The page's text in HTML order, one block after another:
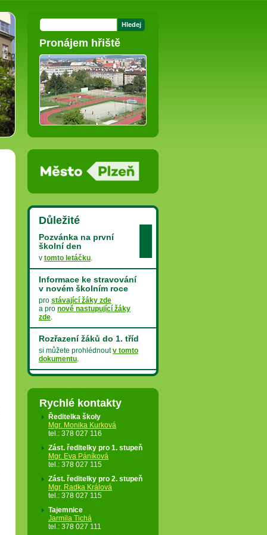
Pronájem hřiště
Důležité
Pozvánka na první
školní den
v tomto letáčku.
Informace ke stravování
v novém školním roce
pro stávající žáky zde
a pro nově nastupující žáky
zde.
Rozřazení žáků do 1. tříd
si můžete prohlédnoutv tomto
dokumentu.
v posledním týdnu
23. 6. - 25. 6. 2026 - zkrácené
vyučování
26. 6. 2026 - vydávání
vysvědčení
Oficiální sdělení ministra
školství najdetev tomto
dokumentu .
SCHOOLTURA
První číslo našeho školního
prohlédnoutpod tímto
odkazem.
Rychlé kontakty
Ředitelka školy
Mgr. Monika Kurková
tel.: 378 027 116
Zást. ředitelky pro 1. stupeň
Mgr. Eva Páníková
tel.: 378 027 115
Zást. ředitelky pro 2. stupeň
Mgr. Radka Králová
tel.: 378 027 115
Tajemnice
Jarmila Tichá
tel.: 378 027 111